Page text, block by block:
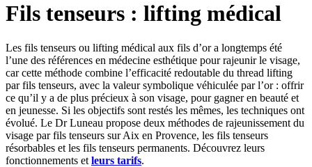
Fils tenseurs : lifting médical
Les fils tenseurs ou lifting médical aux fils d’or a longtemps été
l’une des références en médecine esthétique pour rajeunir le visage,
car cette méthode combine l’efficacité redoutable du thread lifting
par fils tenseurs, avec la valeur symbolique véhiculée par l’or : offrir
ce qu’il y a de plus précieux à son visage, pour gagner en beauté et
en jeunesse. Si les objectifs sont restés les mêmes, les techniques ont
évolué. Le Dr Luneau propose deux méthodes de rajeunissement du
visage par fils tenseurs sur Aix en Provence, les fils tenseurs
résorbables et les fils tenseurs permanents. Découvrez leurs
fonctionnements et leurs tarifs.